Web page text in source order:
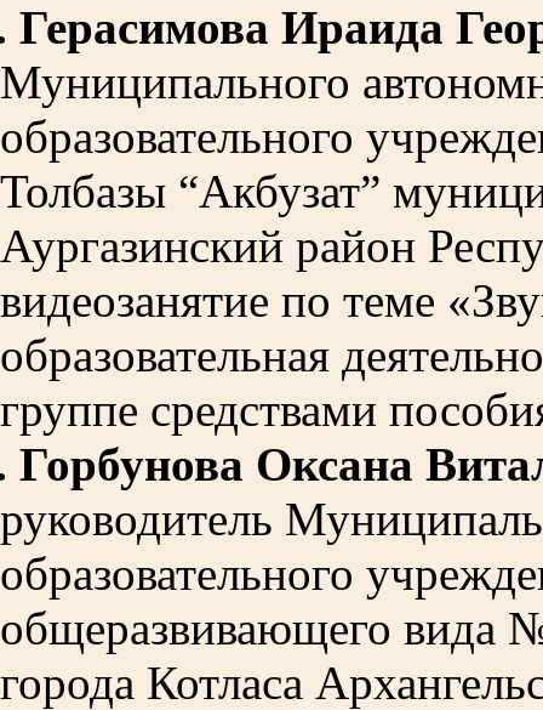
Герасимова Ираида
Муниципального
образовательного
Толбазы “Акбузат”
Аургазинский район
видеозанятие по теме
образовательная
группе средствами
Горбунова Оксана
руководитель
образовательного
общеразвивающего вида
города Котласа